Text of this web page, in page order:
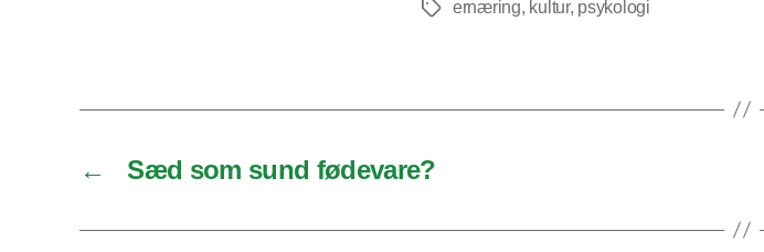
Tagsernæring, kultur, psykologi
← Sæd som sund fødevare?